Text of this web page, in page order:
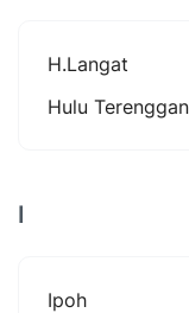
H.langat
Hulu
I
Ipoh